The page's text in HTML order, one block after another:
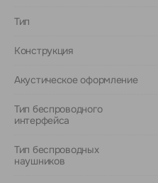
Тип
Конструкция
Акустическое оформление
Тип беспроводного
интерфейса
Тип беспроводных
наушников